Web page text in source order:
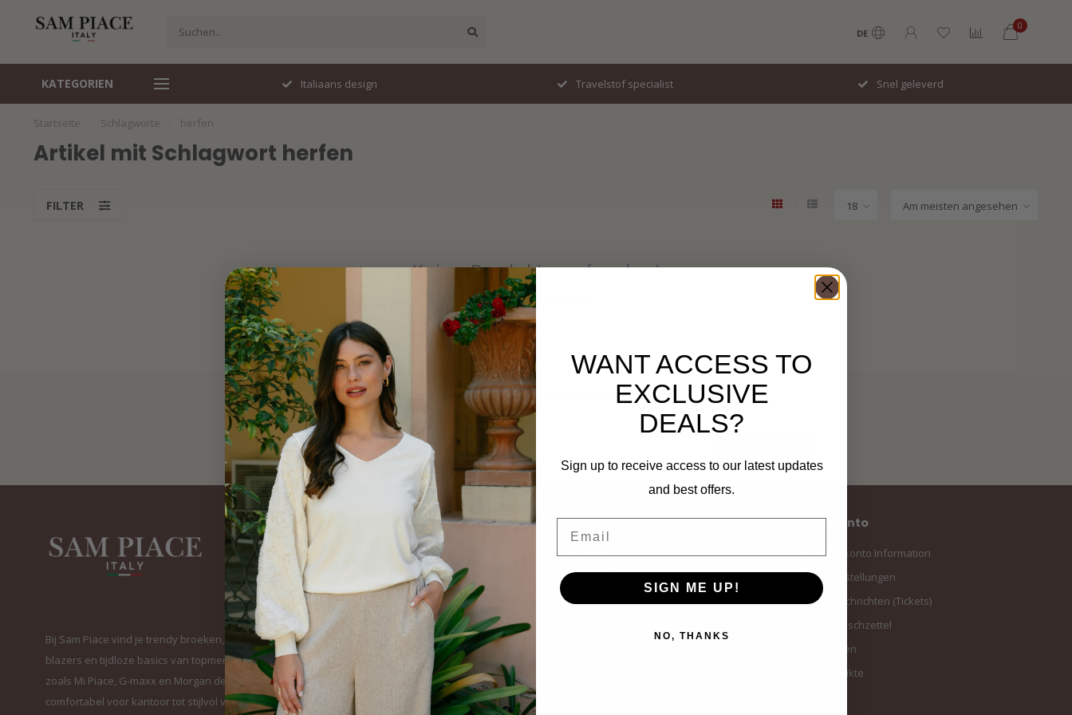
DE
0
KATEGORIEN
Perfecte pasvorm Italiaans design Travelstof specialist Snel geleverd
Startseite Schlagworte herfen
Artikel mit Schlagwort herfen
FILTER
Keine Produkte gefunden!
WEITER EINKAUFEN
Abonnieren Sie unseren Newsletter
Bleibe auf dem Laufenden mit unseren Newsletter-Angeboten
Bij Sam Piace vind je trendy broeken, elegante
blazers en tijdloze basics van topmerken
zoals Mi Piace, G-maxx en Morgan de Toi. Van
comfortabel voor kantoor tot stijlvol voor elke
Informationen
Kundendienst
Versand & Rücksendungen
Zahlungsarten
Mein Konto
Benutzerkonto Information
Meine Bestellungen
Meine Nachrichten (Tickets)
Mein Wunschzettel
Vergleichen
Alle Produkte
WANT ACCESS TO
EXCLUSIVE
DEALS?
Sign up to receive access to our latest updates
and best offers.
SIGN ME UP!
NO, THANKS